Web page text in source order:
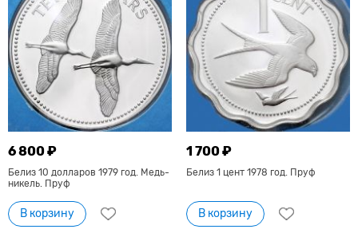
6 800 ₽
Белиз 10 долларов 1979 год. Медь-
никель. Пруф
В корзину
1 700 ₽
Белиз 1 цент 1978 год. Пруф
В корзину